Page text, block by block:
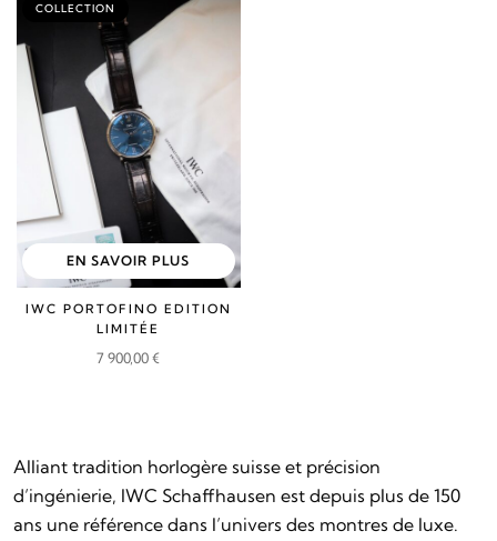
EN SAVOIR PLUS
COLLECTION
IWC PORTOFINO EDITION
LIMITÉE
7 900,00€
Alliant tradition horlogère suisse et précision
d’ingénierie, IWC Schaffhausen est depuis plus de 150
ans une référence dans l’univers des montres de luxe.